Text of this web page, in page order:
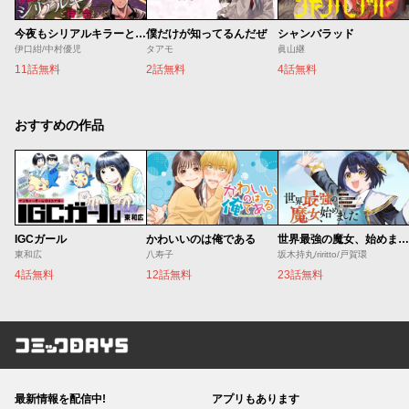
今夜もシリアルキラーと待ち合わせ
伊口紺/中村優児
11話無料
僕だけが知ってるんだぜ
タアモ
2話無料
シャンバラッド
眞山継
4話無料
おすすめの作品
IGCガール
東和広
4話無料
かわいいのは俺である
八寿子
12話無料
世界最強の魔女、始めました ～私だけ『攻略サイト』を見れる世界で自由に生きます～
坂木持丸/riritto/戸賀環
23話無料
コミックDAYS
最新情報を配信中! アプリもあります